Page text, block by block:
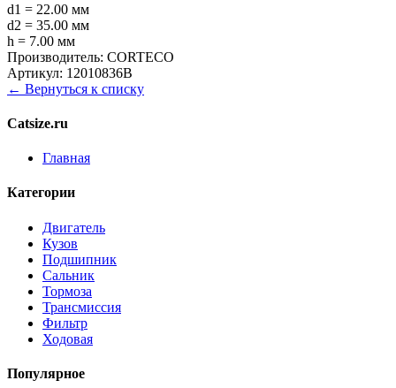
d1 = 22.00 мм
d2 = 35.00 мм
h = 7.00 мм
Производитель: CORTECO
Артикул: 12010836B
← Вернуться к списку
Catsize.ru
Главная
Категории
Двигатель
Кузов
Подшипник
Сальник
Тормоза
Трансмиссия
Фильтр
Ходовая
Популярное